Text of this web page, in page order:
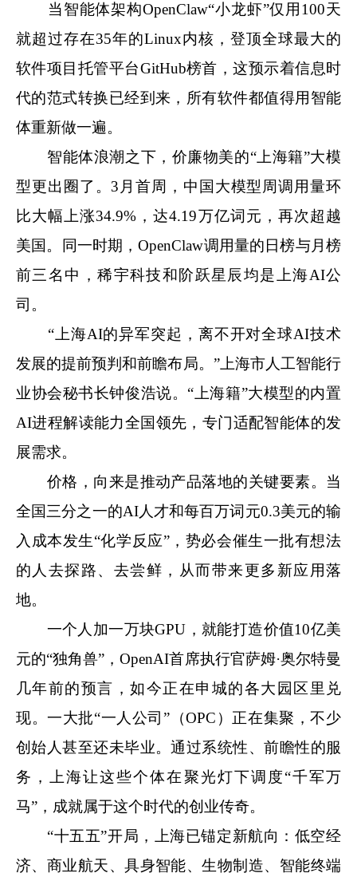
当智能体架构OpenClaw“小龙虾”仅用100天
就超过存在35年的Linux内核，登顶全球最大的
软件项目托管平台GitHub榜首，这预示着信息时
代的范式转换已经到来，所有软件都值得用智能
体重新做一遍。
智能体浪潮之下，价廉物美的“上海籍”大模
型更出圈了。3月首周，中国大模型周调用量环
比大幅上涨34.9%，达4.19万亿词元，再次超越
美国。同一时期，OpenClaw调用量的日榜与月榜
前三名中，稀宇科技和阶跃星辰均是上海AI公
司。
“上海AI的异军突起，离不开对全球AI技术
发展的提前预判和前瞻布局。”上海市人工智能行
业协会秘书长钟俊浩说。“上海籍”大模型的内置
AI进程解读能力全国领先，专门适配智能体的发
展需求。
价格，向来是推动产品落地的关键要素。当
全国三分之一的AI人才和每百万词元0.3美元的输
入成本发生“化学反应”，势必会催生一批有想法
的人去探路、去尝鲜，从而带来更多新应用落
地。
一个人加一万块GPU，就能打造价值10亿美
元的“独角兽”，OpenAI首席执行官萨姆·奥尔特曼
几年前的预言，如今正在申城的各大园区里兑
现。一大批“一人公司”（OPC）正在集聚，不少
创始人甚至还未毕业。通过系统性、前瞻性的服
务，上海让这些个体在聚光灯下调度“千军万
马”，成就属于这个时代的创业传奇。
“十五五”开局，上海已锚定新航向：低空经
济、商业航天、具身智能、生物制造、智能终端